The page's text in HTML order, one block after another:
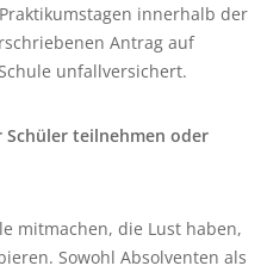
innerhalb der
Antrag auf
unfallversichert.
teilnehmen oder
mitmachen, die Lust haben,
Sowohl Absolventen als